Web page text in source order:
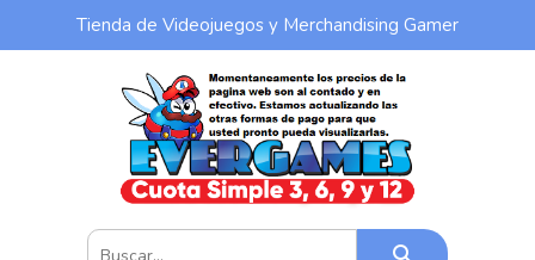
Tienda de Videojuegos y Merchandising Gamer